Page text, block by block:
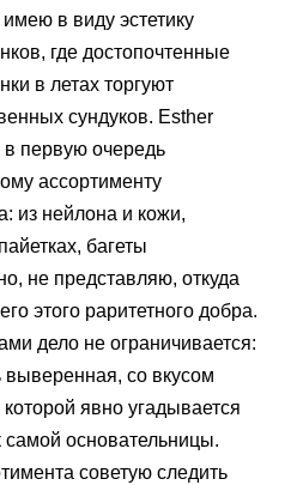
в виду эстетику
где достопочтенные
в летах торгуют
сундуков. Esther
в первую очередь
ассортименту
из нейлона и кожи,
багеты
не представляю, откуда
этого раритетного добра.
дело не ограничивается:
выверенная, со вкусом
явно угадывается
самой основательницы.
советую следить